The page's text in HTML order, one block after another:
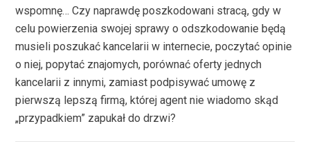
wspomnę… Czy naprawdę poszkodowani stracą, gdy w
celu powierzenia swojej sprawy o odszkodowanie będą
musieli poszukać kancelarii w internecie, poczytać opinie
o niej, popytać znajomych, porównać oferty jednych
kancelarii z innymi, zamiast podpisywać umowę z
pierwszą lepszą firmą, której agent nie wiadomo skąd
„przypadkiem” zapukał do drzwi?